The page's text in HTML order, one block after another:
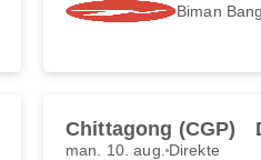
Biman
Chittagong (CGP)
man. 10. aug. Direkte